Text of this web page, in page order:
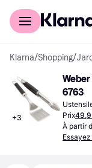
Acheter avec Klarna
Klarna/Shopping/
+3
6763
Prix
À partir